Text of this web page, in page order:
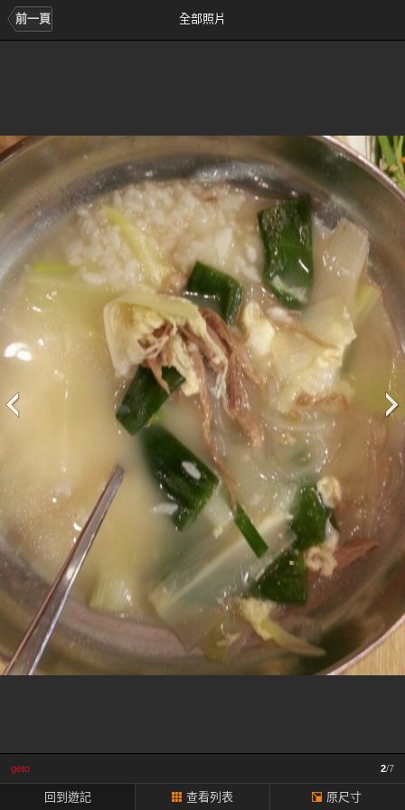
全部照片
前一頁
前
一
次
geto 2/7
回到遊記 查看列表 原尺寸